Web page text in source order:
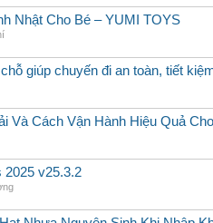
Nhật Cho Bé – YUMI TOYS
giúp chuyến đi an toàn, tiết
Và Cách Vận Hành Hiệu Quả
2025 v25.3.2